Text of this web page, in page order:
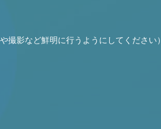
影など鮮明に行うようにしてください）